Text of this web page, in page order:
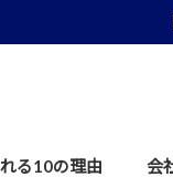
る10の理由 会